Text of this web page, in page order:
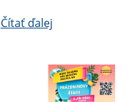
Čítať ďalej